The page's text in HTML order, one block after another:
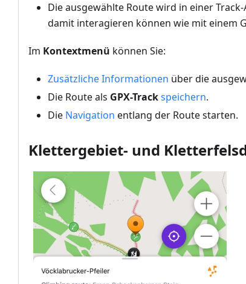
Die ausgewählte Route wird in einer
damit interagieren können wie mit einem
Im Kontextmenü können Sie:
Zusätzliche Informationen über die
Die Route als GPX-Trackspeichern.
Die Navigation entlang der Route starten.
Klettergebiet- und